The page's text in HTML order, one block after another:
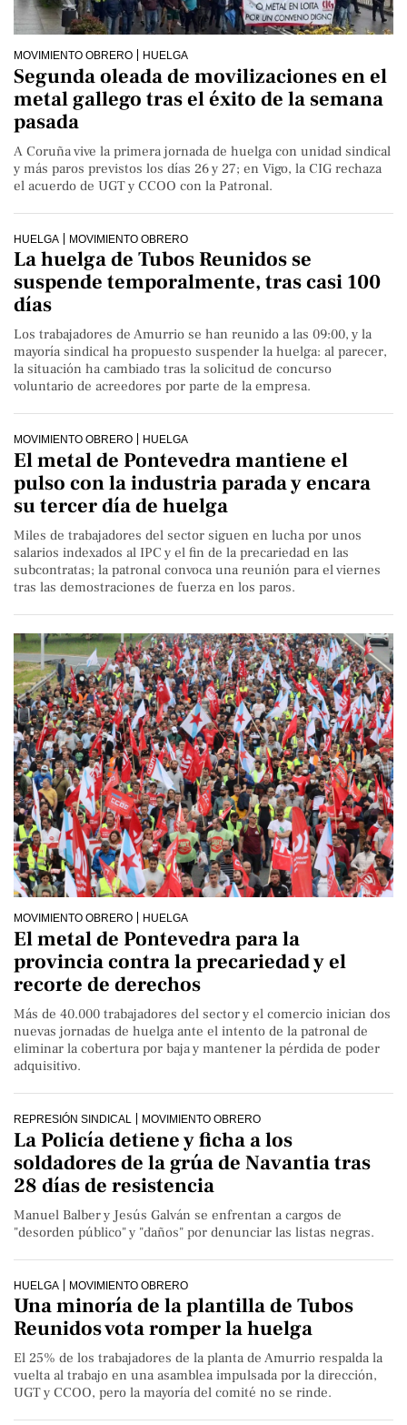
MOVIMIENTO OBRERO HUELGA
Segunda oleada de movilizaciones en el
metal gallego tras el éxito de la semana
pasada
A Coruña vive la primera jornada de huelga con unidad sindical
y más paros previstos los días 26 y 27; en Vigo, la CIG rechaza
el acuerdo de UGT y CCOO con la Patronal.
HUELGA MOVIMIENTO OBRERO
La huelga de Tubos Reunidos se
suspende temporalmente, tras casi 100
días
Los trabajadores de Amurrio se han reunido a las 09:00, y la
mayoría sindical ha propuesto suspender la huelga: al parecer,
la situación ha cambiado tras la solicitud de concurso
voluntario de acreedores por parte de la empresa.
MOVIMIENTO OBRERO HUELGA
El metal de Pontevedra mantiene el
pulso con la industria parada y encara
su tercer día de huelga
Miles de trabajadores del sector siguen en lucha por unos
salarios indexados al IPC y el fin de la precariedad en las
subcontratas; la patronal convoca una reunión para el viernes
tras las demostraciones de fuerza en los paros.
MOVIMIENTO OBRERO HUELGA
El metal de Pontevedra para la
provincia contra la precariedad y el
recorte de derechos
Más de 40.000 trabajadores del sector y el comercio inician dos
nuevas jornadas de huelga ante el intento de la patronal de
eliminar la cobertura por baja y mantener la pérdida de poder
adquisitivo.
REPRESIÓN SINDICAL MOVIMIENTO OBRERO
La Policía detiene y ficha a los
soldadores de la grúa de Navantia tras
28 días de resistencia
Manuel Balber y Jesús Galván se enfrentan a cargos de
"desorden público" y "daños" por denunciar las listas negras.
HUELGA MOVIMIENTO OBRERO
Una minoría de la plantilla de Tubos
Reunidos vota romper la huelga
El 25% de los trabajadores de la planta de Amurrio respalda la
vuelta al trabajo en una asamblea impulsada por la dirección,
UGT y CCOO, pero la mayoría del comité no se rinde.